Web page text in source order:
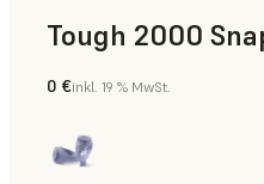
Tough 2000
Technik
0 €inkl. 19 % MwSt.